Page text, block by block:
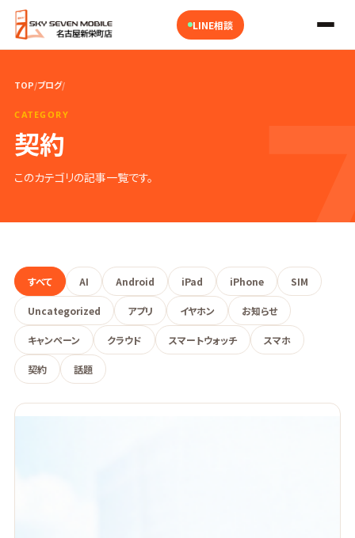
LINE相談
TOP/ブログ/
CATEGORY
契約
このカテゴリの記事一覧です。
すべて AI Android iPad iPhone SIM
Uncategorized アプリ イヤホン お知らせ
キャンペーン クラウド スマートウォッチ スマホ
契約 話題